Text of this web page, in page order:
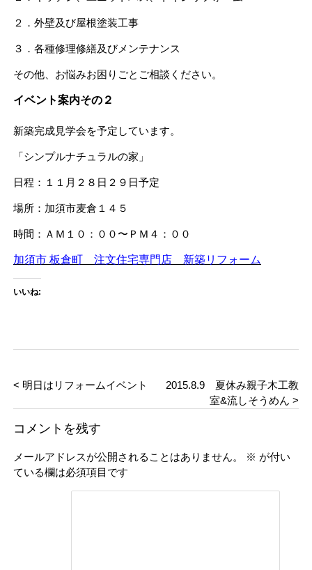
２．外壁及び屋根塗装工事
３．各種修理修繕及びメンテナンス
その他、お悩みお困りごとご相談ください。
イベント案内その２
新築完成見学会を予定しています。
「シンプルナチュラルの家」
日程：１１月２８日２９日予定
場所：加須市麦倉１４５
時間：ＡＭ１０：００〜ＰＭ４：００
加須市 板倉町 注文住宅専門店 新築リフォーム
いいね:
< 明日はリフォームイベント
2015.8.9 夏休み親子木工教
室&流しそうめん >
コメントを残す
メールアドレスが公開されることはありません。 ※ が付い
ている欄は必須項目です